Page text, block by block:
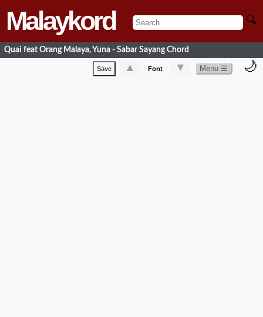
Malaykord 🔍
Quai feat Orang Malaya, Yuna - Sabar Sayang Chord
Save ▲ Font ▼ Menu ☰ 🌙